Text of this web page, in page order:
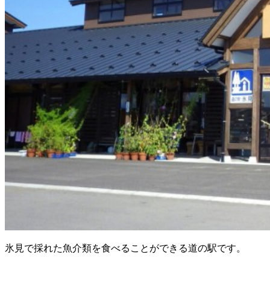
氷見で採れた魚介類を食べることができる道の駅です。